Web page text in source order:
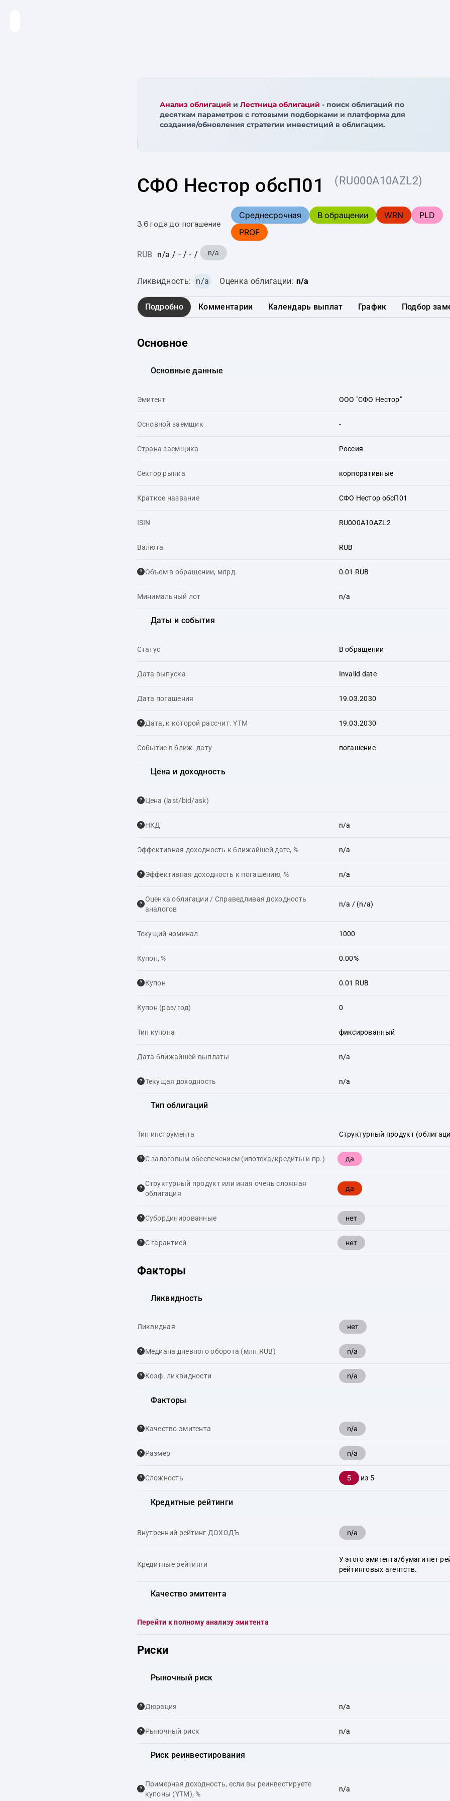
Анализ облигаций и Лестница облигаций - поиск облигаций по
десяткам параметров с готовыми подборками и платформа для
создания/обновления стратегии инвестиций в облигации.
СФО Нестор обсП01 (RU000A10AZL2)
3.6 года до: погашение
Среднесрочная В обращении WRN
PLD
PROF
RUB n/a / - / - / n/a
Ликвидность: n/a Оценка облигации: n/a
Подробно Комментарии Календарь выплат График Подбор
Основное
Основные данные
Эмитент ООО "СФО Нестор"
Основной заемщик -
Страна заемщика Россия
Сектор рынка корпоративные
Краткое название СФО Нестор обсП01
ISIN RU000A10AZL2
Валюта RUB
Объем в обращении, млрд. 0.01 RUB
Минимальный лот n/a
Даты и события
Статус В обращении
Дата выпуска Invalid date
Дата погашения 19.03.2030
Дата, к которой рассчит. YTM 19.03.2030
Событие в ближ. дату погашение
Цена и доходность
Цена (last/bid/ask)
НКД n/a
Эффективная доходность к ближайшей дате, % n/a
Эффективная доходность к погашению, % n/a
Оценка облигации / Справедливая доходность
аналогов
n/a / (n/a)
Текущий номинал 1000
Купон, % 0.00%
Купон 0.01 RUB
Купон (раз/год) 0
Тип купона фиксированный
Дата ближайшей выплаты n/a
Текущая доходность n/a
Тип облигаций
Тип инструмента Структурный продукт
С залоговым обеспечением (ипотека/кредиты и пр.) да
Структурный продукт или иная очень сложная
облигация
да
Cубординированные нет
С гарантией нет
Факторы
Ликвидность
Ликвидная нет
Медиана дневного оборота (млн.RUB) n/a
Коэф. ликвидности n/a
Факторы
Качество эмитента n/a
Размер n/a
Сложность 5 из 5
Кредитные рейтинги
Внутренний рейтинг ДОХОДЪ n/a
Кредитные рейтинги
У этого эмитента/бумаги нет
рейтинговых агентств.
Качество эмитента
Перейти к полному анализу эмитента
Риски
Рыночный риск
Дюрация n/a
Рыночный риск n/a
Риск реинвестирования
Примерная доходность, если вы реинвестируете
купоны (YTM), %
n/a